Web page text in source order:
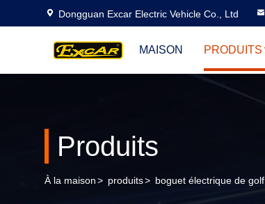
Dongguan Excar Electric Vehicle Co., Ltd
MAISON PRODUITS
Produits
À la maison> produits> boguet électrique de golf